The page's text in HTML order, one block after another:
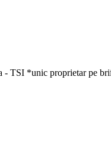
- TSI *unic proprietar pe